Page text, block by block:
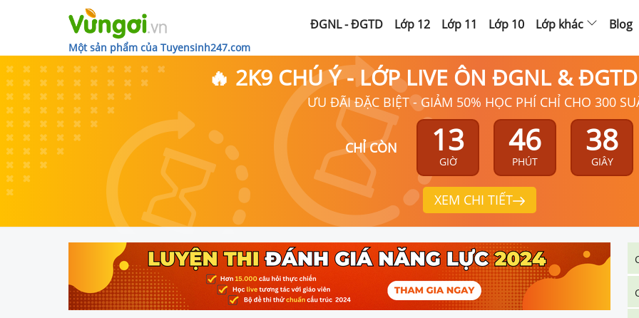
Một sản phẩm của Tuyensinh247.com
ĐGNL - ĐGTD Lớp 12 Lớp 11 Lớp 10 Lớp khác Blog
🔥 2K9 CHÚ Ý - LỚP LIVE ÔN ĐGNL &
ƯU ĐÃI ĐẶC BIỆT - GIẢM 50% HỌC PHÍ CHỈ CHO 300
CHỈ CÒN 13
GIỜ
46
PHÚT
36
GIÂY
XEM CHI TIẾT